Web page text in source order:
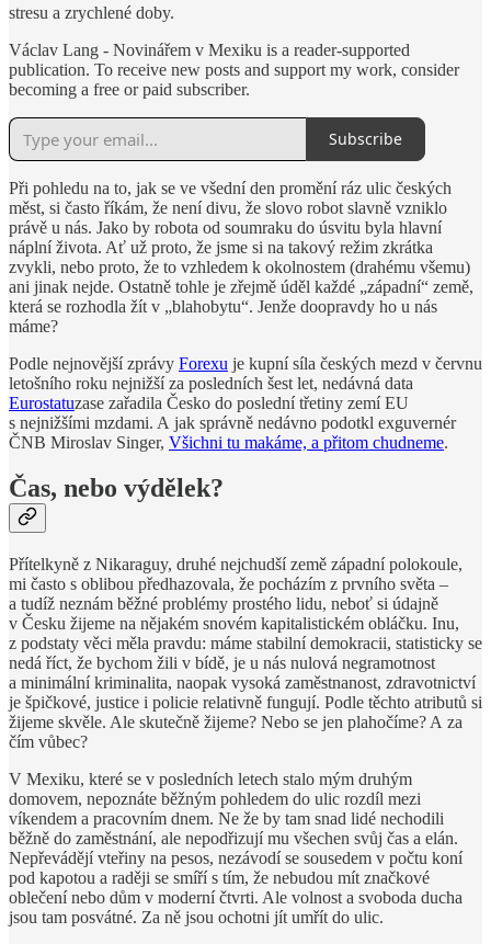
stresu a zrychlené doby.
Václav Lang - Novinářem v Mexiku is a reader-supported
publication. To receive new posts and support my work, consider
becoming a free or paid subscriber.
Subscribe
Při pohledu na to, jak se ve všední den promění ráz ulic českých
měst, si často říkám, že není divu, že slovo robot slavně vzniklo
právě u nás. Jako by robota od soumraku do úsvitu byla hlavní
náplní života. Ať už proto, že jsme si na takový režim zkrátka
zvykli, nebo proto, že to vzhledem k okolnostem (drahému všemu)
ani jinak nejde. Ostatně tohle je zřejmě úděl každé „západní“ země,
která se rozhodla žít v „blahobytu“. Jenže doopravdy ho u nás
máme?
Podle nejnovější zprávy Forexu je kupní síla českých mezd v červnu
letošního roku nejnižší za posledních šest let, nedávná data
Eurostatuzase zařadila Česko do poslední třetiny zemí EU
s nejnižšími mzdami. A jak správně nedávno podotkl exguvernér
ČNB Miroslav Singer, Všichni tu makáme, a přitom chudneme.
Čas, nebo výdělek?
Přítelkyně z Nikaraguy, druhé nejchudší země západní polokoule,
mi často s oblibou předhazovala, že pocházím z prvního světa –
a tudíž neznám běžné problémy prostého lidu, neboť si údajně
v Česku žijeme na nějakém snovém kapitalistickém obláčku. Inu,
z podstaty věci měla pravdu: máme stabilní demokracii, statisticky se
nedá říct, že bychom žili v bídě, je u nás nulová negramotnost
a minimální kriminalita, naopak vysoká zaměstnanost, zdravotnictví
je špičkové, justice i policie relativně fungují. Podle těchto atributů si
žijeme skvěle. Ale skutečně žijeme? Nebo se jen plahočíme? A za
čím vůbec?
V Mexiku, které se v posledních letech stalo mým druhým
domovem, nepoznáte běžným pohledem do ulic rozdíl mezi
víkendem a pracovním dnem. Ne že by tam snad lidé nechodili
běžně do zaměstnání, ale nepodřizují mu všechen svůj čas a elán.
Nepřevádějí vteřiny na pesos, nezávodí se sousedem v počtu koní
pod kapotou a raději se smíří s tím, že nebudou mít značkové
oblečení nebo dům v moderní čtvrti. Ale volnost a svoboda ducha
jsou tam posvátné. Za ně jsou ochotni jít umřít do ulic.